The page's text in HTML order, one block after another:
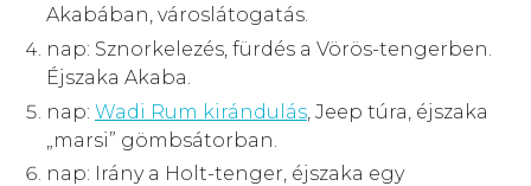
Akabában, városlátogatás.
nap: Sznorkelezés, fürdés a Vörös-tengerben.
Éjszaka Akaba.
nap: Wadi Rum kirándulás , Jeep túra, éjszaka
„marsi” gömbsátorban.
nap: Irány a Holt-tenger, éjszaka egy